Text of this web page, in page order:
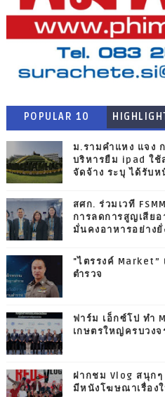
POPULAR 10
ม.รามคำแหง แจง
บริหารยืม ipad ใช้
จัดจ้าง ระบุ ได้รับ
สศก. ร่วมเวที
การลดการสูญเสีย
มั่นคงอาหารอย่างยั่
"ไตรรงค์
ตำรวจ
ฟาร์ม เอ็กซ์โป ทำ
เกษตรใหญ่ครบวง
ฝากชม Vlog สนุกๆ
มีหนังโฆษณาเรื่อง